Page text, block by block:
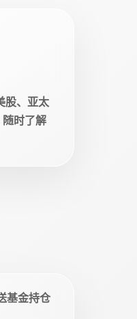
股、亚太
时了解
基金持仓